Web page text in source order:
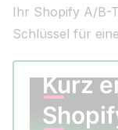
Ihr Shopify A/B-
Schlüssel für
Kurz